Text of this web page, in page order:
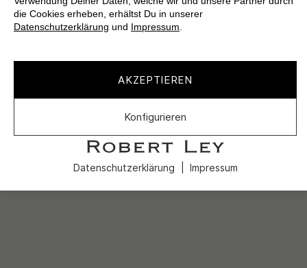
die Cookies erheben, erhältst Du in unserer
Datenschutzerklärung und Impressum.
AKZEPTIEREN
Konfigurieren
Datenschutzerklärung Impressum